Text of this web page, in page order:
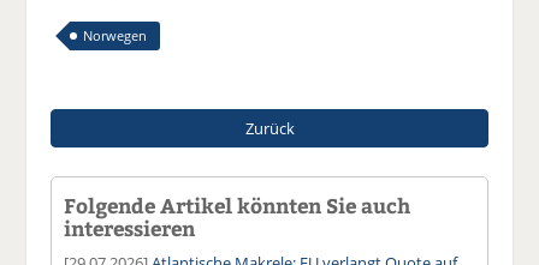
Norwegen
Zurück
Folgende Artikel könnten Sie auch
interessieren